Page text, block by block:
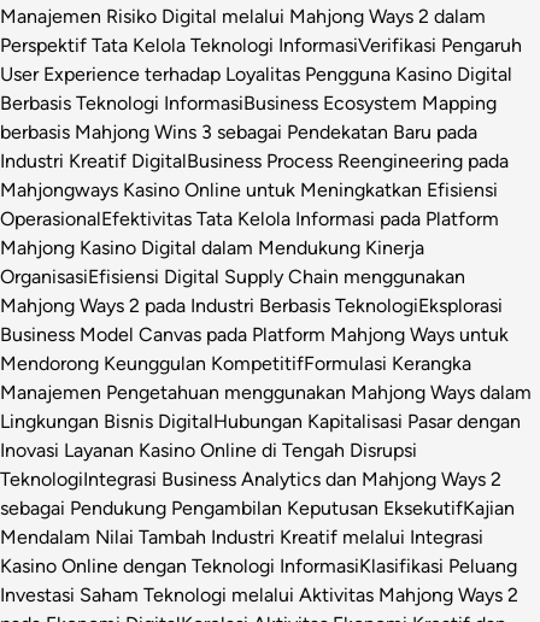
Manajemen Risiko Digital melalui Mahjong Ways 2 dalam
Perspektif Tata Kelola Teknologi InformasiVerifikasi Pengaruh
User Experience terhadap Loyalitas Pengguna Kasino Digital
Berbasis Teknologi InformasiBusiness Ecosystem Mapping
berbasis Mahjong Wins 3 sebagai Pendekatan Baru pada
Industri Kreatif DigitalBusiness Process Reengineering pada
Mahjongways Kasino Online untuk Meningkatkan Efisiensi
OperasionalEfektivitas Tata Kelola Informasi pada Platform
Mahjong Kasino Digital dalam Mendukung Kinerja
OrganisasiEfisiensi Digital Supply Chain menggunakan
Mahjong Ways 2 pada Industri Berbasis TeknologiEksplorasi
Business Model Canvas pada Platform Mahjong Ways untuk
Mendorong Keunggulan KompetitifFormulasi Kerangka
Manajemen Pengetahuan menggunakan Mahjong Ways dalam
Lingkungan Bisnis DigitalHubungan Kapitalisasi Pasar dengan
Inovasi Layanan Kasino Online di Tengah Disrupsi
TeknologiIntegrasi Business Analytics dan Mahjong Ways 2
sebagai Pendukung Pengambilan Keputusan EksekutifKajian
Mendalam Nilai Tambah Industri Kreatif melalui Integrasi
Kasino Online dengan Teknologi InformasiKlasifikasi Peluang
Investasi Saham Teknologi melalui Aktivitas Mahjong Ways 2